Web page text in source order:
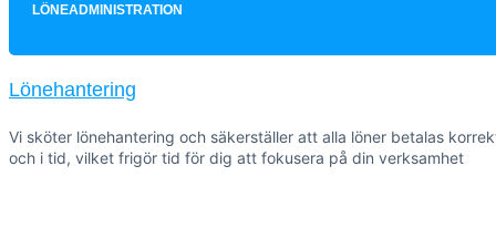
LÖNEADMINISTRATION
Lönehantering
Vi sköter lönehantering och säkerställer att alla löner betalas
och i tid, vilket frigör tid för dig att fokusera på din verksamhet